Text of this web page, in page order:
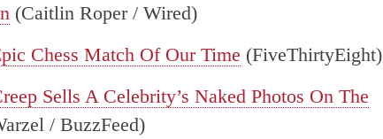
(Caitlin Roper / Wired)
Chess Match Of Our Time (FiveThirtyEight)
Sells A Celebrity’s Naked Photos On The
/ BuzzFeed)